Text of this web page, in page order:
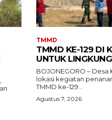
TMMD
TMMD KE-129 DI
UNTUK
BOJONEGORO –
lokasi kegiatan
TMMD ke-129...
Agustus 7, 2026